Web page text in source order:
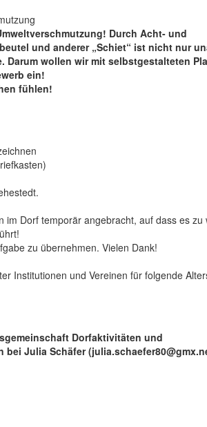
Durch Acht- und
und anderer „Schiet“ ist nicht nur
wollen wir mit selbstgestalteten
ein!
fühlen!
im Dorf temporär angebracht, auf dass es zu
zu übernehmen. Vielen Dank!
Institutionen und Vereinen für folgende
Dorfaktivitäten und
Julia Schäfer